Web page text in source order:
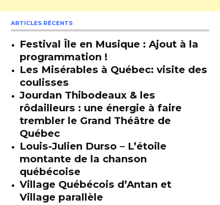
ARTICLES RÉCENTS
Festival Île en Musique : Ajout à la
programmation !
Les Misérables à Québec: visite des
coulisses
Jourdan Thibodeaux & les
rôdailleurs : une énergie à faire
trembler le Grand Théâtre de
Québec
Louis-Julien Durso – L’étoile
montante de la chanson
québécoise
Village Québécois d’Antan et
Village parallèle